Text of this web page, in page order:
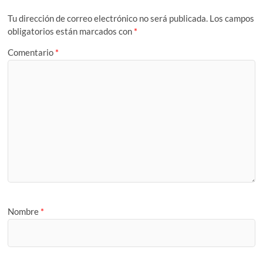
Tu dirección de correo electrónico no será publicada. Los campos
obligatorios están marcados con *
Comentario *
Nombre *